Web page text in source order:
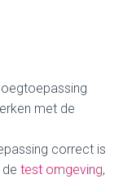
met de
correct is
test omgeving,